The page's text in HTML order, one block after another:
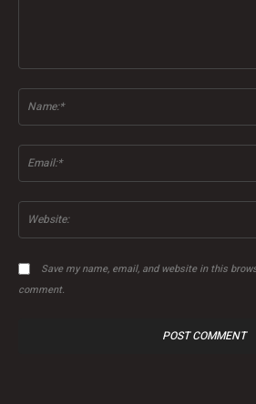
Save my name, email, and website in this
comment.